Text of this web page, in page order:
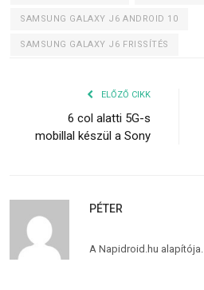
SAMSUNG GALAXY J6 ANDROID 10
SAMSUNG GALAXY J6 FRISSÍTÉS
ELŐZŐ CIKK
6 col alatti 5G-s
mobillal készül a Sony
PÉTER
A Napidroid.hu alapítója.